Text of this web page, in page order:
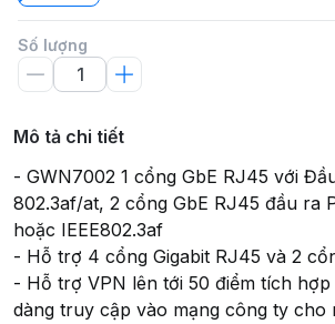
Số lượng
Mô tả chi tiết
- GWN7002 1 cổng GbE RJ45 với
802.3af/at, 2 cổng GbE RJ45 đầu ra
hoặc IEEE802.3af
- Hỗ trợ 4 cổng Gigabit RJ45 và 2
- Hỗ trợ VPN lên tới 50 điểm tích
dàng truy cập vào mạng công ty cho